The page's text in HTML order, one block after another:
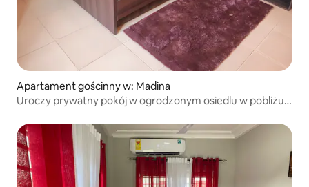
Apartament gościnny w: Madina
Uroczy prywatny pokój w ogrodzonym osiedlu w pobliżu